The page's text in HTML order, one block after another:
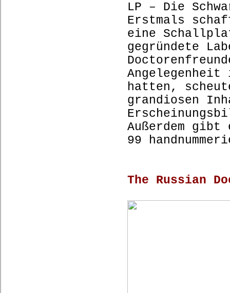
LP – Die
Erstmals
eine
gegründete
hatten,
grandiosen
Außerdem
99
The Russian